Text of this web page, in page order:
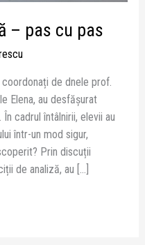
– pas cu pas
de dnele prof.
Elena, au desfășurat
cadrul întâlnirii, elevii au
într-un mod sigur,
Prin discuții
de analiză, au […]